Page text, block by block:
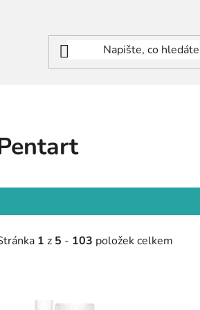
1 z 5 - 103 položek celkem